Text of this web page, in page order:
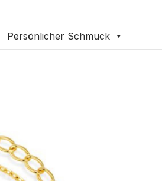
Persönlicher Schmuck